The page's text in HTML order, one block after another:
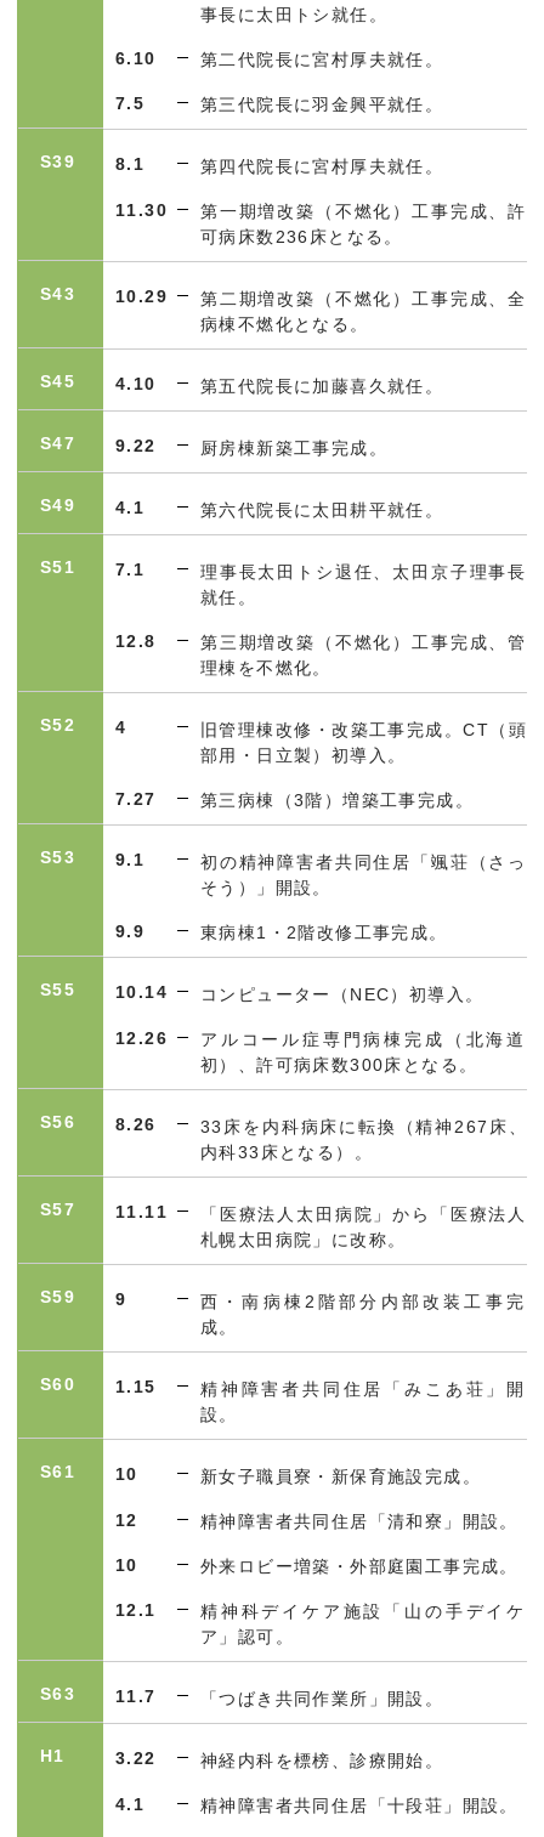
事長に太田トシ就任。
6.10 第二代院長に宮村厚夫就任。
7.5 第三代院長に羽金興平就任。
S39 8.1 第四代院長に宮村厚夫就任。
11.30
第一期増改築（不燃化）工事完成、許
可病床数 236 床となる。
S43 10.29
第二期増改築（不燃化）工事完成、全
病棟不燃化となる。
S45 4.10 第五代院長に加藤喜久就任。
S47 9.22 厨房棟新築工事完成。
S49 4.1 第六代院長に太田耕平就任。
S51 7.1
理事長太田トシ退任、太田京子理事長
就任。
12.8
第三期増改築（不燃化）工事完成、管
理棟を不燃化。
S52 4
旧管理棟改修・改築工事完成。CT（頭
部用・日立製）初導入。
7.27 第三病棟（3階）増築工事完成。
S53 9.1
初の精神障害者共同住居「颯荘（さっ
そう）」開設。
9.9 東病棟1・2階改修工事完成。
S55 10.14 コンピューター（ NEC）初導入。
12.26
アルコール症専門病棟完成（北海道
初）、許可病床数300床となる。
S56 8.26 33 床を内科病床に転換（精神 267 床、
内科33 床となる）。
S57 11.11
「医療法人太田病院」から「医療法人
札幌太田病院」に改称。
S59 9
西・南病棟2階部分内部改装工事完
成。
S60 1.15
精神障害者共同住居「みこあ荘」開
設。
S61 10 新女子職員寮・新保育施設完成。
12 精神障害者共同住居「清和寮」開設。
10 外来ロビー増築・外部庭園工事完成。
12.1
精神科デイケア施設「山の手デイケ
ア」認可。
S63 11.7 「つばき共同作業所」開設。
H1 3.22 神経内科を標榜、診療開始。
4.1 精神障害者共同住居「十段荘」開設。